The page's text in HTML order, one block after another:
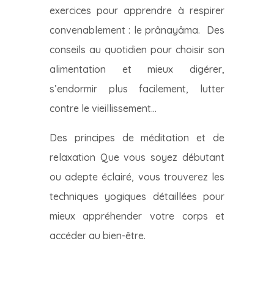
exercices pour apprendre à respirer
convenablement : le prânayâma. Des
conseils au quotidien pour choisir son
alimentation et mieux digérer,
s’endormir plus facilement, lutter
contre le vieillissement…
Des principes de méditation et de
relaxation Que vous soyez débutant
ou adepte éclairé, vous trouverez les
techniques yogiques détaillées pour
mieux appréhender votre corps et
accéder au bien-être.